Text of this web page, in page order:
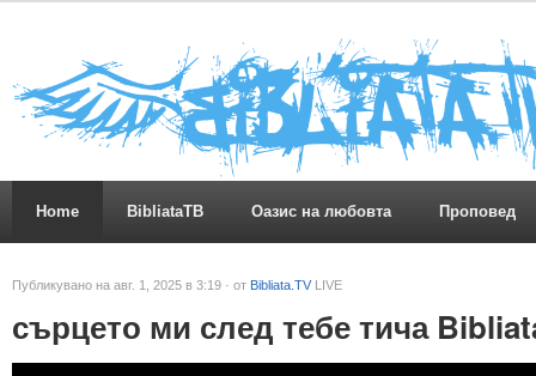
Home BibliataTB Оазис на любовта Проповед
Публикувано на авг. 1, 2025 в 3:19 · от Bibliata.TV LIVE
сърцето ми след тебе тича